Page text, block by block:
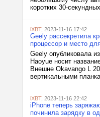
коротких 30-
iXBT, 2023-11-16 17:42
Geely рассекретила
процессор и место
Geely опубликовала
Haoyue носит
Внешне Okavango L
вертикальными
iXBT, 2023-11-16 22:42
iPhone теперь
починила зарядку в